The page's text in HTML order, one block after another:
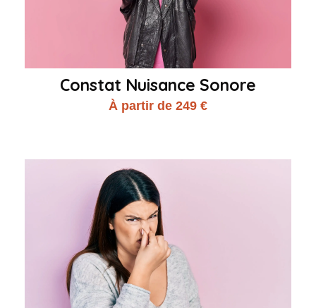
Constat Nuisance Sonore
À partir de 249 €